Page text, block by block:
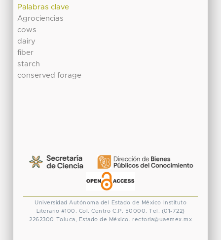
Palabras clave
Agrociencias
cows
dairy
fiber
starch
conserved forage
Universidad Autónoma del Estado de México
Instituto
Literario #100. Col. Centro C.P. 50000. Tel. (01-722)
2262300 Toluca, Estado de México. rectoria@uaemex.mx